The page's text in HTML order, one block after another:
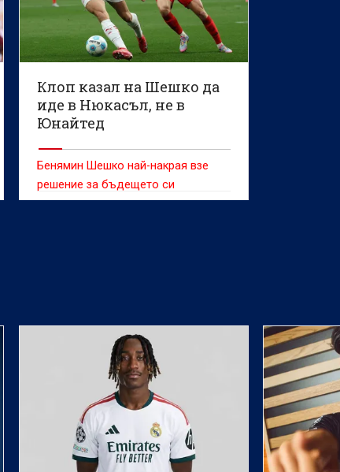
Клоп казал на Шешко да
иде в Нюкасъл, не в
Юнайтед
Бенямин Шешко най-накрая взе
решение за бъдещето си